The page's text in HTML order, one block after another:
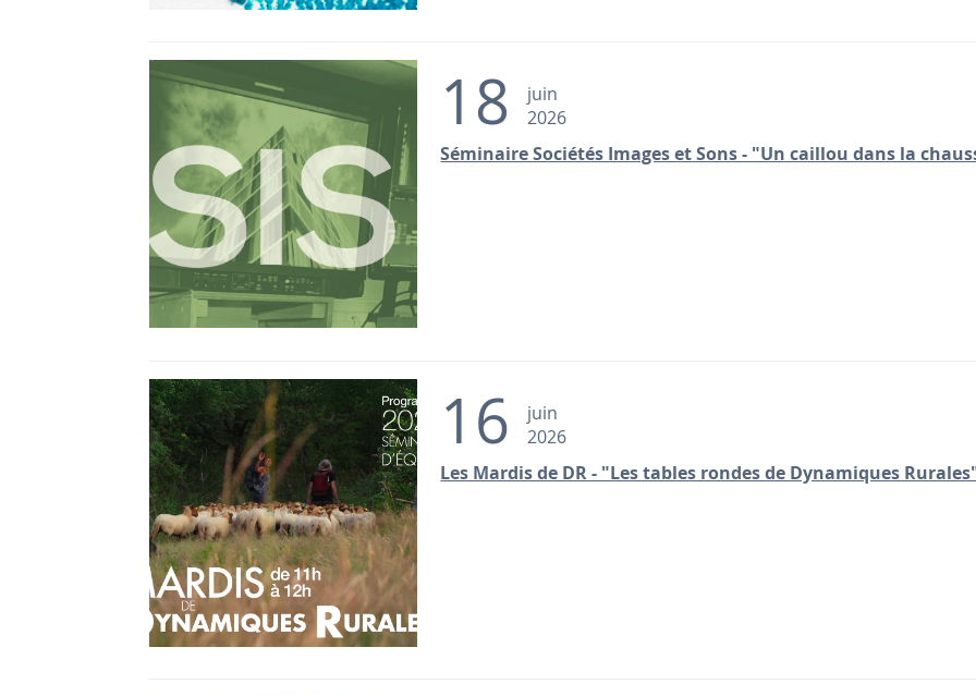
18
juin
2026
Séminaire Sociétés Images et Sons - "Un caillou dans la
16
juin
2026
Les Mardis de DR - "Les tables rondes de Dynamiques